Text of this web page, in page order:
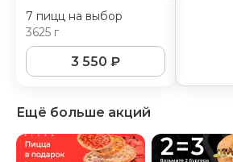
7 пицц на выбор
3625 г
3 550 ₽
Ещё больше акций